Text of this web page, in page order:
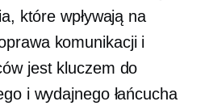
które wpływają na
komunikacji i
jest kluczem do
i wydajnego łańcucha